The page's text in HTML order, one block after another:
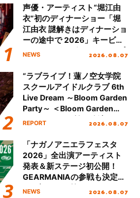
声優・アーティスト“堀江由
衣”初のディナーショー「堀
江由衣 謎解きはディナーショ
ーの途中で 2026」キービジ
ュアル＆グッズラインナップ
NEWS 2026.08.07
“ラブライブ！蓮ノ空女学院
スクールアイドルクラブ 6th
Live Dream ～Bloom Garden
Party～ ＜Bloom Garden
Party Stage／埼玉公演＞”
REPORT 2026.08.07
「ナガノアニエラフェスタ
2026」全出演アーティスト
発表＆新ステージ初公開！
GEARMANIAの参戦も決定
し、初となる第3ステージの
NEWS 2026.08.07